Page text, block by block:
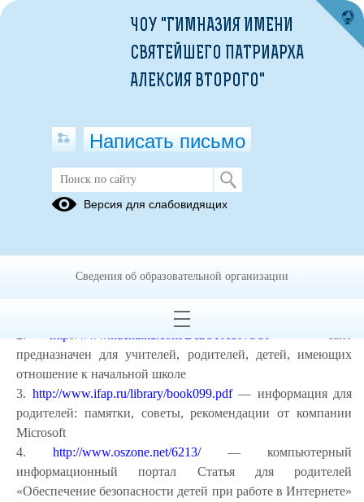
Электронные ресурсы
1.http://www.saferunet.ru/— Центр безопасного Интернета в
России. Сайт посвящен проблеме безопасной, корректной и
комфортной работы в Сети Интернет-угрозы и
эффективное противодействие им.
предназначен для учителей, родителей, детей, имеющих
отношение к начальной школе
3. http://www.ifap.ru/library/book099.pdf— информация для
родителей: памятки, советы, рекомендации от компании
Microsoft
4. http://www.oszone.net/6213/— компьютерный
информационный портал Статья для родителей
«Обеспечение безопасности детей при работе в Интернете»
ЧОУ "ГИМНАЗИЯ ИМЕНИ
СВЯТЕЙШЕГО ПАТРИАРХА
АЛЕКСИЯ ВТОРОГО"
Написать письмо
Версия для слабовидящих
Сведения об образовательной организации